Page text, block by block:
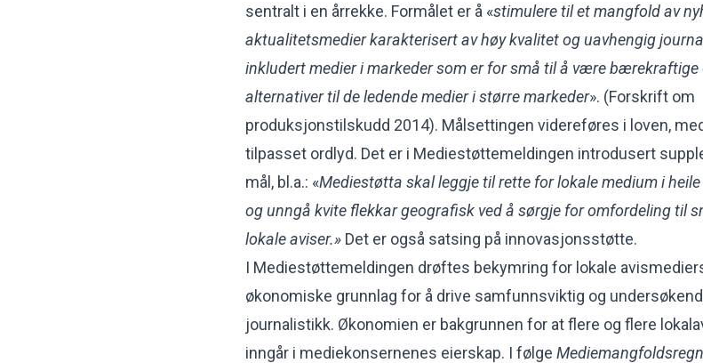
sentralt i en årrekke. Formålet er å «stimulere til et mangfold av
aktualitetsmedier karakterisert av høy kvalitet og uavhengig
inkludert medier i markeder som er for små til å være bærekraftige
alternativer til de ledende medier i større markeder». (Forskrift om
produksjonstilskudd 2014). Målsettingen videreføres i loven,
tilpasset ordlyd. Det er i Mediestøttemeldingen introdusert
mål, bl.a.: «Mediestøtta skal leggje til rette for lokale medium i
og unngå kvite flekkar geografisk ved å sørgje for omfordeling til
lokale aviser.» Det er også satsing på innovasjonsstøtte.
I Mediestøttemeldingen drøftes bekymring for lokale
økonomiske grunnlag for å drive samfunnsviktig og
journalistikk. Økonomien er bakgrunnen for at flere og flere
inngår i mediekonsernenes eierskap. I følge